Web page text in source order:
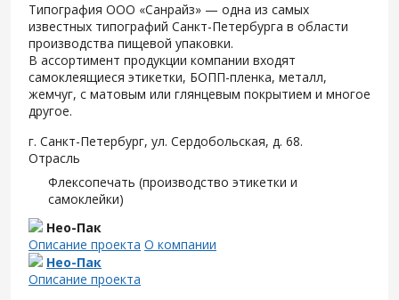
Типография ООО «Санрайз» — одна из самых
известных типографий Санкт-Петербурга в области
производства пищевой упаковки.
В ассортимент продукции компании входят
самоклеящиеся этикетки, БОПП-пленка, металл,
жемчуг, с матовым или глянцевым покрытием и многое
другое.
г. Санкт-Петербург, ул. Сердобольская, д. 68.
Отрасль
Флексопечать (производство этикетки и
самоклейки)
Нео-Пак
Описание проекта О компании
Нео-Пак
Описание проекта